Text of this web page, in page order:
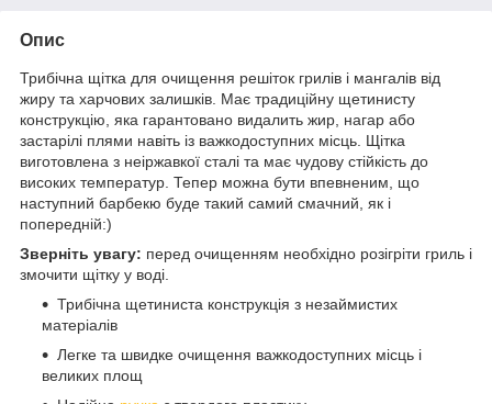
Опис
Трибічна щітка для очищення решіток грилів і мангалів від
жиру та харчових залишків. Має традиційну щетинисту
конструкцію, яка гарантовано видалить жир, нагар або
застарілі плями навіть із важкодоступних місць. Щітка
виготовлена з неіржавкої сталі та має чудову стійкість до
високих температур. Тепер можна бути впевненим, що
наступний барбекю буде такий самий смачний, як і
попередній:)
Зверніть увагу: перед очищенням необхідно розігріти гриль і
змочити щітку у воді.
Трибічна щетиниста конструкція з незаймистих
матеріалів
Легке та швидке очищення важкодоступних місць і
великих площ